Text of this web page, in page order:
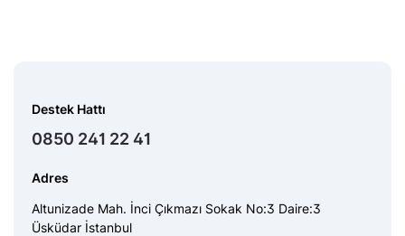
Destek Hattı
0850 241 22 41
Adres
Altunizade Mah. İnci Çıkmazı Sokak No:3 Daire:3
Üsküdar İstanbul